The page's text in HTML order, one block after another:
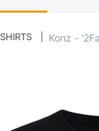
SHIRTS Konz -